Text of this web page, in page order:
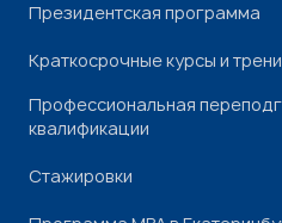
Президентская программа
Краткосрочные курсы и
Профессиональная
квалификации
Стажировки